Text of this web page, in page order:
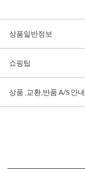
상품일반정보
쇼핑팁
상품 ,교환,반품 A/S 안내